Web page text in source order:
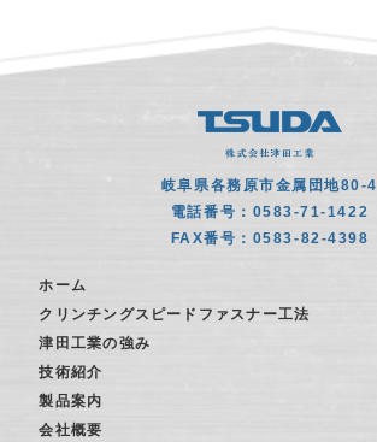
岐阜県各務原市金属団地80-4
電話番号：0583-71-1422
FAX番号：0583-82-4398
ホーム
クリンチングスピードファスナー工法
津田工業の強み
技術紹介
製品案内
会社概要